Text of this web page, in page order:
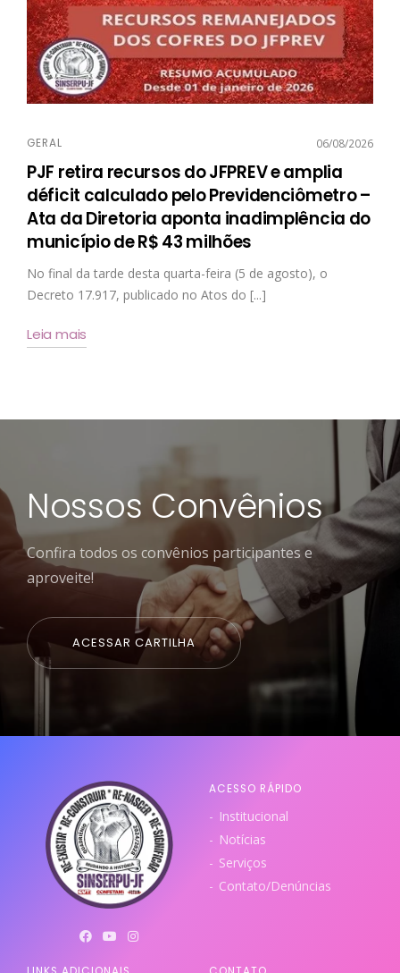
GERAL 06/08/2026
PJF retira recursos do JFPREV e amplia
déficit calculado pelo Previdenciômetro –
Ata da Diretoria aponta inadimplência do
município de R$ 43 milhões
No final da tarde desta quarta-feira (5 de agosto), o
Decreto 17.917, publicado no Atos do [...]
Leia mais
Nossos Convênios
Confira todos os convênios participantes e
aproveite!
ACESSAR CARTILHA
ACESSO RÁPIDO
Institucional
Notícias
Serviços
Contato/Denúncias